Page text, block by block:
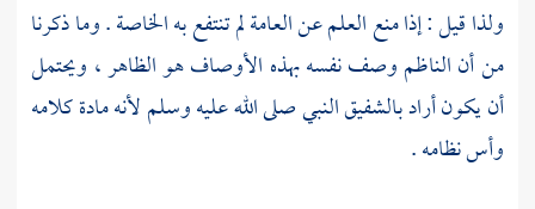
ولذا قيل : إذا منع العلم عن العامة لم تنتفع به الخاصة . وما ذكرنا
من أنالناظموصف نفسه بهذه الأوصاف هو الظاهر ، ويحتمل
أن يكون أراد بالشفيق النبي صلى الله عليه وسلم لأنه مادة كلامه
وأس نظامه .